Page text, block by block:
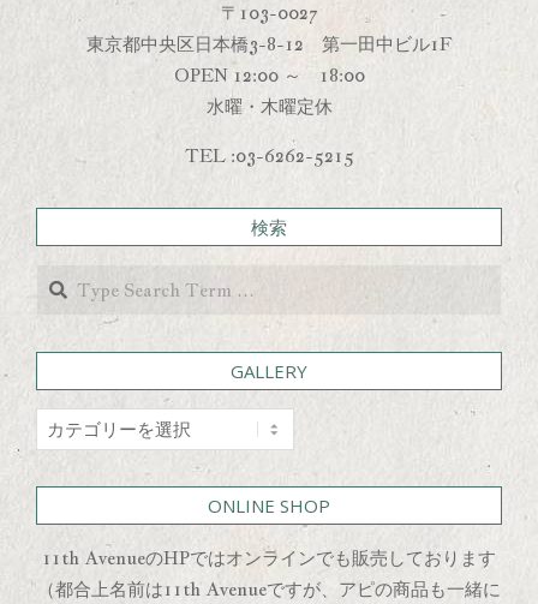
〒103-0027
東京都中央区日本橋3-8-12 第一田中ビル1F
OPEN 12:00 ～ 18:00
水曜・木曜定休
TEL :03-6262-5215
検索
Search
GALLERY
GALLERY
ONLINE SHOP
11th AvenueのHPではオンラインでも販売しております
（都合上名前は11th Avenueですが、アピの商品も一緒に